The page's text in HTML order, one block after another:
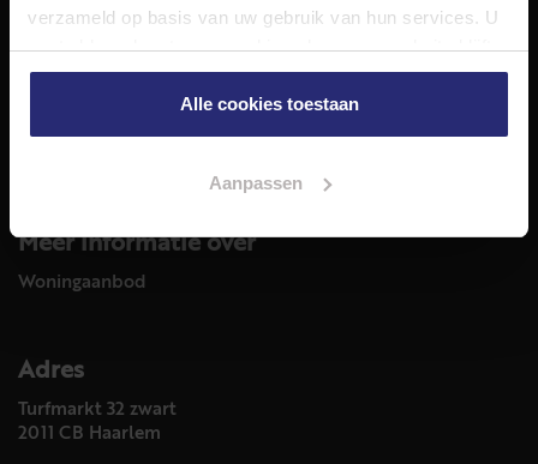
verzameld op basis van uw gebruik van hun services. U
gaat akkoord met onze cookies als u onze website blijft
gebruiken.
Alle cookies toestaan
Aanpassen
Meer informatie over
Woningaanbod
Adres
Turfmarkt 32 zwart
2011 CB Haarlem